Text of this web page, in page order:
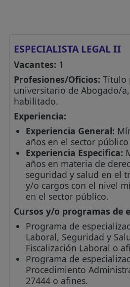
ESPECIALISTA LEGAL II
Vacantes: 1
Profesiones/Oficios: Título
universitario de Abogado/
habilitado.
Experiencia:
Experiencia General:
años en el sector
Experiencia Especifica:
años en materia de
seguridad y salud en el
y/o cargos con el nivel
en el sector público.
Cursos y/o programas de
Programa de
Laboral, Seguridad y
Fiscalización Laboral o
Programa de
Procedimiento
27444 o afines.